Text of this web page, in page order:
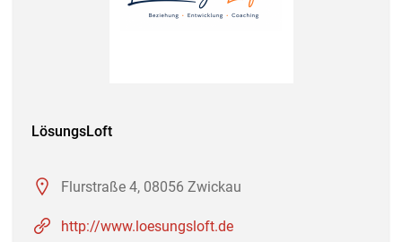
LösungsLoft
Flurstraße 4, 08056 Zwickau
http://www.loesungsloft.de